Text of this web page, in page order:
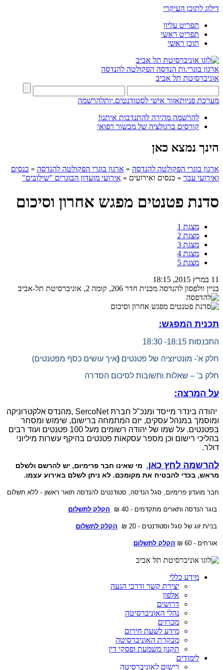
דילוג לתוכן העיקרי
תפריט עליון
תפריט ראשי
תוכן ראשי
ארגון בוגרי.ות הנדסה הפקולטה להנדסה
אוניברסיטת תל אביב
מערכת פניותאזור אישי לסטודנטים.יותלהרשמה
להרשמה מהירה להתנדבות איתנו!
קורסים ברגולציה של מכשור רפואי
הינך נמצא כאן
ארגון בוגרי הפקולטה להנדסה » ארגון בוגרי הפקולטה להנדסה » כנסים
ואירועי עבר » כנסים ואירועים » אירועי מועדון הבוגרים "שילובים"
סדנת פטנטים מפגש אחרון וסיכום
מצגת 1
מצגת 2
מצגת 3
מצגת 4
מצגת 5
11 במרץ 2015, 18:15
בניין וולפסון להנדסה מכנית חדר 206, קומה 2, אוניברסיטת תל-אביב
תכנית המפגש:
התכנסות 18:15- 18:30
חלק א'- מונטיזציה של פטנטים (איך עושים כסף מפטנטים)
חלק ב' – שאלות ותשובות לסיכום הסדרה
על המרצה:
יהודה בינדר מייסד ומנכ"ל חברת SercoNet
,מהנדס אלקטרוניקה
ומוסמך במנהל עסקים, יזם המתמחה ברישום, שימוש ומסחר
בפטנטים. על שמו של יהודה רשומים מעל 100 פטנטים ועוד רבים
בהליכי רישום וכן מספר עסקאות פטנטים בהיקף עשרות מיליוני
דולר.
להרשמה לחץ כאן.
מי שאינו חבר פרימיום, יש להרשם ולשלם
מראש, בכדי להבטיח את מקומכם. לא ניתן לשלם באירוע עצמו.
חבר מועדון פרימיום, סגל הנדסה, סטודנטים להנדסה תואר ראשון - ללא תשלום
בוגר הנדסה ותארים מתקדמים - 40 ₪ הקלק לתשלום
בני/ת זוג של סגל וסטודנטים - 20 ₪ הקלק לתשלום
אורחים - 60 ₪ הקלק לתשלום
מידע כללי
יצירת קשר ודרכי הגעה
אלפון
דרושים
נהלי האוניברסיטה
מכרזים
מידע לשעת חירום
מבקרת האוניברסיטה
תקנון משמעת ופסקי דין
לימודים
רישום לאוניברסיטה